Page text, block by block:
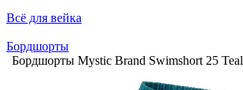
Всё для вейка
Бордшорты
Бордшорты Mystic Brand Swimshort 25 Teal